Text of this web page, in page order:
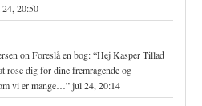
20:50
on Foreslå en bog: “Hej Kasper Tillad
rose dig for dine fremragende og
vi er mange…”jul 24, 20:14